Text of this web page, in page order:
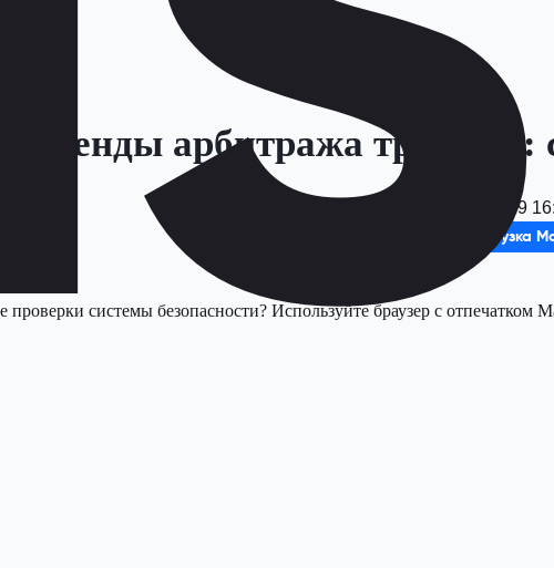
Тренды арбитража трафика:
2025-12-19
Бесплатная загрузка
системы безопасности? Используйте браузер с